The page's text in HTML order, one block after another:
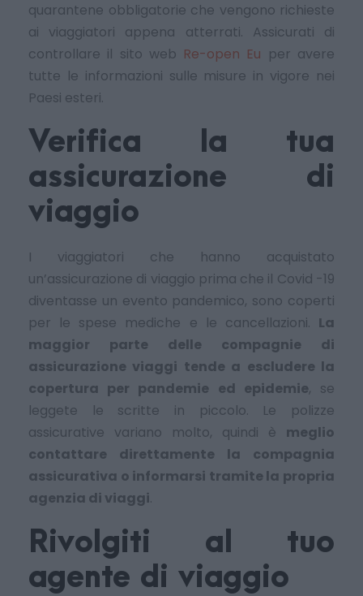
quarantene obbligatorie che vengono richieste
ai viaggiatori appena atterrati. Assicurati di
controllare il sito web Re-open Eu per avere
tutte le informazioni sulle misure in vigore nei
Paesi esteri.
Verifica la tua
assicurazione di
viaggio
I viaggiatori che hanno acquistato
un’assicurazione di viaggio prima che il Covid -19
diventasse un evento pandemico, sono coperti
per le spese mediche e le cancellazioni. La
maggior parte delle compagnie di
assicurazione viaggi tende a escludere la
copertura per pandemie ed epidemie, se
leggete le scritte in piccolo. Le polizze
assicurative variano molto, quindi è meglio
contattare direttamente la compagnia
assicurativa o informarsi tramite la propria
agenzia di viaggi.
Rivolgiti al tuo
agente di viaggio